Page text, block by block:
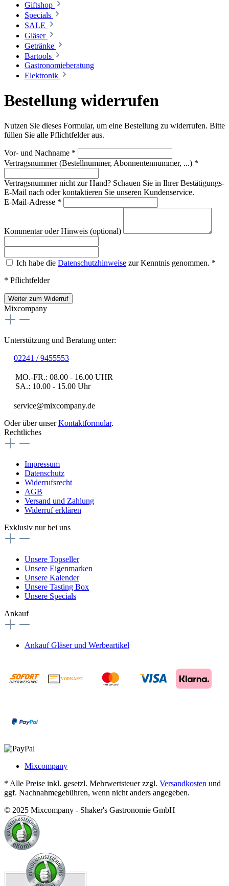
Giftshop
Specials
SALE
Gläser
Getränke
Bartools
Gastronomieberatung
Elektronik
Bestellung widerrufen
Nutzen Sie dieses Formular, um eine Bestellung zu widerrufen. Bitte
füllen Sie alle Pflichtfelder aus.
Vor- und Nachname *
Vertragsnummer (Bestellnummer, Abonnentennummer, ...) *
Vertragsnummer nicht zur Hand? Schauen Sie in Ihrer Bestätigungs-
E-Mail nach oder kontaktieren Sie unseren Kundenservice.
E-Mail-Adresse *
Kommentar oder Hinweis (optional)
Ich habe die Datenschutzhinweise zur Kenntnis genommen. *
* Pflichtfelder
Weiter zum Widerruf
Mixcompany
Unterstützung und Beratung unter:
02241 / 9455553
MO.-FR.: 08.00 - 16.00 UHR
SA.: 10.00 - 15.00 Uhr
service@mixcompany.de
Oder über unserKontaktformular.
Rechtliches
Impressum
Datenschutz
Widerrufsrecht
AGB
Versand und Zahlung
Widerruf erklären
Exklusiv nur bei uns
Unsere Topseller
Unsere Eigenmarken
Unsere Kalender
Unsere Tasting Box
Unsere Specials
Ankauf
Ankauf Gläser und Werbeartikel
VORKASSE
Mixcompany
* Alle Preise inkl. gesetzl. Mehrwertsteuer zzgl. Versandkosten und
ggf. Nachnahmegebühren, wenn nicht anders angegeben.
© 2025 Mixcompany - Shaker's Gastronomie GmbH